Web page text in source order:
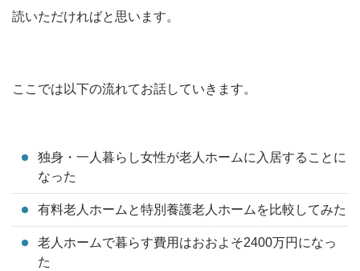
読いただければと思います。
ここでは以下の流れてお話していきます。
独身・一人暮らし女性が老人ホームに入居することに
なった
有料老人ホームと特別養護老人ホームを比較してみた
老人ホームで暮らす費用はおおよそ2400万円になっ
た